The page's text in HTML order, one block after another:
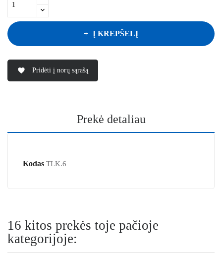
Į KREPŠELĮ
favorite Pridėti į norų sąrašą
Prekė detaliau
Kodas TLK.6
16 kitos prekės toje pačioje
kategorijoje: